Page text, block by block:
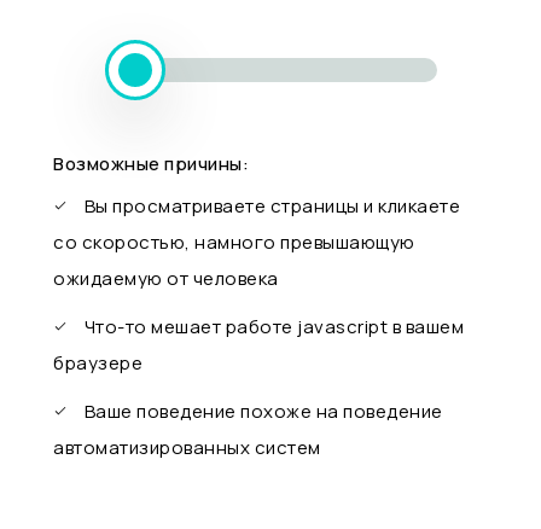
Возможные причины:
Вы просматриваете страницы и кликаете
со скоростью, намного превышающую
ожидаемую от человека
Что-то мешает работе javascript в вашем
браузере
Ваше поведение похоже на поведение
автоматизированных систем